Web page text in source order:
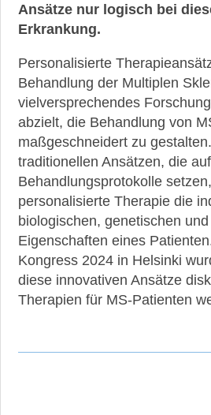
Ansätze nur logisch bei
Erkrankung.
Personalisierte
Behandlung der Multiplen
vielversprechendes
abzielt, die Behandlung von
maßgeschneidert zu
traditionellen Ansätzen, die
Behandlungsprotokolle
personalisierte Therapie die
biologischen, genetischen
Eigenschaften eines
Kongress 2024 in Helsinki
diese innovativen Ansätze
Therapien für MS-Patienten